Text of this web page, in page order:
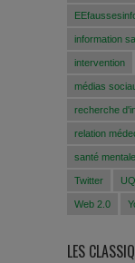
information
intervention
médias
recherche
relation
santé mentale
Twitter
Web 2.0
LES